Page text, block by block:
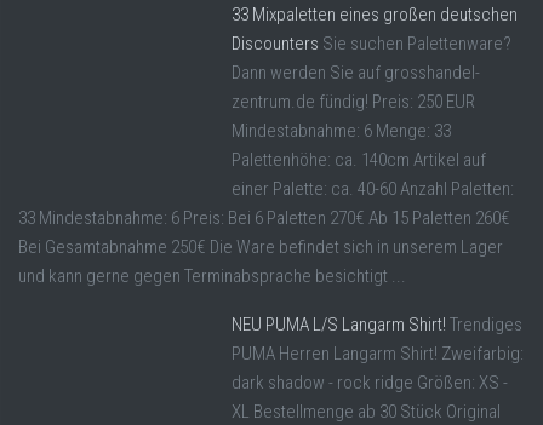
33 Mixpaletten eines großen deutschen
Discounters Sie suchen Palettenware?
Dann werden Sie auf grosshandel-
zentrum.de fündig! Preis: 250 EUR
Mindestabnahme: 6 Menge: 33
Palettenhöhe: ca. 140cm Artikel auf
einer Palette: ca. 40-60 Anzahl Paletten:
33 Mindestabnahme: 6 Preis: Bei 6 Paletten 270€ Ab 15 Paletten 260€
Bei Gesamtabnahme 250€ Die Ware befindet sich in unserem Lager
und kann gerne gegen Terminabsprache besichtigt ...
NEU PUMA L/S Langarm Shirt! Trendiges
PUMA Herren Langarm Shirt! Zweifarbig:
dark shadow - rock ridge Größen: XS -
XL Bestellmenge ab 30 Stück Original